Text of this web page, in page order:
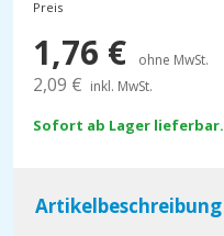
Preis
1,76 € ohne MwSt.
2,09 € inkl. MwSt.
Sofort ab Lager lieferbar.
Artikelbeschreibung